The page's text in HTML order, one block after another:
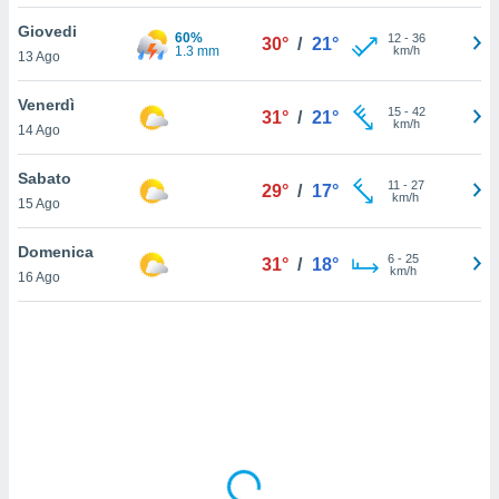
cookie
il tuo
in
a piè
del
Giovedi
13 Ago
60%
1.3 mm
30° / 21° 12- 36
km/h
Venerdì
14 Ago
31° / 21° 15- 42
km/h
Sabato
15 Ago
29° / 17° 11 - 27
km/h
Domenica
16 Ago
31° / 18° 6- 25
km/h